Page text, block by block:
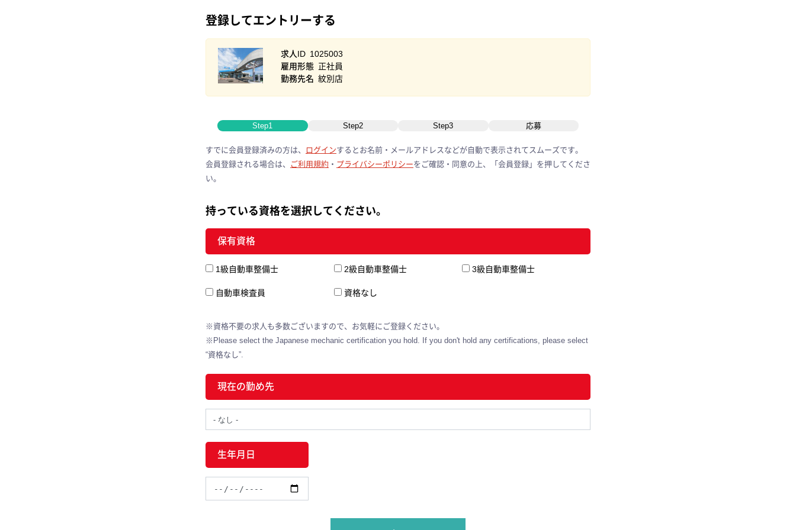
登録してエントリーする
求人ID 1025003
雇用形態 正社員
勤務先名 紋別店
Step1 Step2 Step3 応募
すでに会員登録済みの方は、 ログインすると お名前・メールアドレスなどが自動で表示されてスムーズです。
会員登録される場合は、
ご利用規約 ・ プライバシーポリシーをご確認・同意の上、
「会員登録」を押してくださ
い。
持っている資格を選択してください。
保有資格
1級自動車整備士 2級自動車整備士 3級自動車整備士
自動車検査員 資格なし
※資格不要の求人も多数ございますので、お気軽にご登録ください。
※Please select the Japanese mechanic certification you hold. If you don't hold any certifications, please select
“資格なし”.
現在の勤め先
生年月日